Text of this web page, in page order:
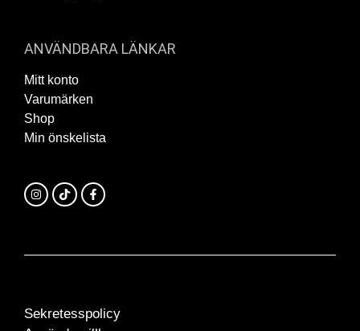
ANVÄNDBARA LÄNKAR
Mitt konto
Varumärken
Shop
Min önskelista
Sekretesspolicy